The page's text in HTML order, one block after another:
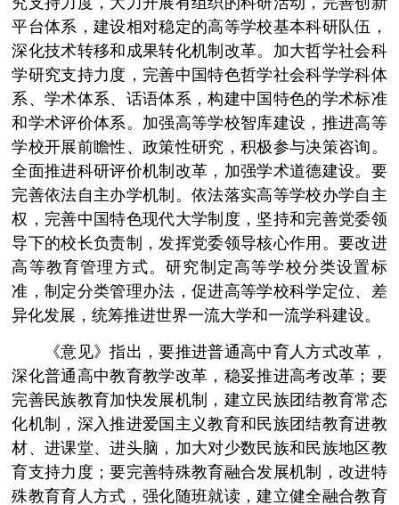
平台体系，建设相对稳定的高等学校基本科研队伍，
深化技术转移和成果转化机制改革。加大哲学社会科
学研究支持力度，完善中国特色哲学社会科学学科体
系、学术体系、话语体系，构建中国特色的学术标准
和学术评价体系。加强高等学校智库建设，推进高等
学校开展前瞻性、政策性研究，积极参与决策咨询。
全面推进科研评价机制改革，加强学术道德建设。要
完善依法自主办学机制。依法落实高等学校办学自主
权，完善中国特色现代大学制度，坚持和完善党委领
导下的校长负责制，发挥党委领导核心作用。要改进
高等教育管理方式。研究制定高等学校分类设置标
准，制定分类管理办法，促进高等学校科学定位、差
异化发展，统筹推进世界一流大学和一流学科建设。
《意见》指出，要推进普通高中育人方式改革，
深化普通高中教育教学改革，稳妥推进高考改革；要
完善民族教育加快发展机制，建立民族团结教育常态
化机制，深入推进爱国主义教育和民族团结教育进教
材、进课堂、进头脑，加大对少数民族和民族地区教
育支持力度；要完善特殊教育融合发展机制，改进特
殊教育育人方式，强化随班就读，建立健全融合教育